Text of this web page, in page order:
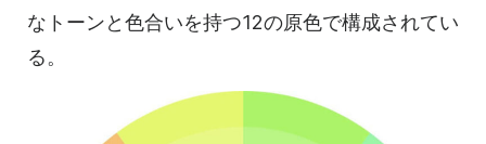
なトーンと色合いを持つ12の原色で構成されてい
る。